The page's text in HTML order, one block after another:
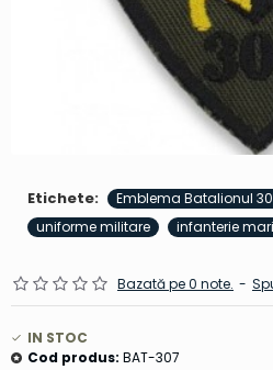
Etichete: Emblema Batalionul
uniforme militare
infanterie
Bazată pe 0 note. -
IN STOC
Cod produs: BAT-307